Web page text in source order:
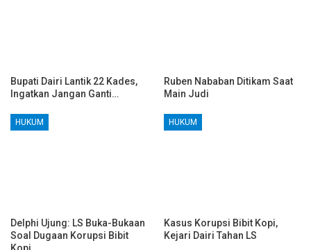
Bupati Dairi Lantik 22 Kades,
Ingatkan Jangan Ganti…
Ruben Nababan Ditikam Saat
Main Judi
HUKUM
Delphi Ujung: LS Buka-Bukaan
Soal Dugaan Korupsi Bibit
Kopi
HUKUM
Kasus Korupsi Bibit Kopi,
Kejari Dairi Tahan LS